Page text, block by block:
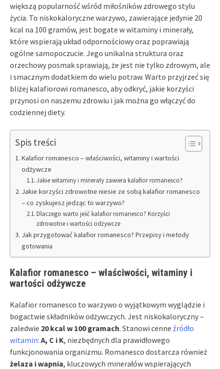
większą popularność wśród miłośników zdrowego stylu
życia. To niskokaloryczne warzywo, zawierające jedynie 20
kcal na 100 gramów, jest bogate w witaminy i minerały,
które wspierają układ odpornościowy oraz poprawiają
ogólne samopoczucie. Jego unikalna struktura oraz
orzechowy posmak sprawiają, że jest nie tylko zdrowym, ale
i smacznym dodatkiem do wielu potraw. Warto przyjrzeć się
bliżej kalafiorowi romanesco, aby odkryć, jakie korzyści
przynosi on naszemu zdrowiu i jak można go włączyć do
codziennej diety.
Spis treści
Kalafior romanesco – właściwości, witaminy i wartości
odżywcze
Jakie witaminy i minerały zawiera kalafior romanesco?
Jakie korzyści zdrowotne niesie ze sobą kalafior romanesco
– co zyskujesz jedząc to warzywo?
Dlaczego warto jeść kalafior romanesco? Korzyści
zdrowotne i wartości odżywcze
Jak przygotować kalafior romanesco? Przepisy i metody
gotowania
Kalafior romanesco – właściwości, witaminy i
wartości odżywcze
Kalafior romanesco to warzywo o wyjątkowym wyglądzie i
bogactwie składników odżywczych. Jest niskokaloryczny –
zaledwie 20 kcal w 100 gramach. Stanowi cenne źródło
witamin: A, C i K, niezbędnych dla prawidłowego
funkcjonowania organizmu. Romanesco dostarcza również
żelaza i wapnia, kluczowych minerałów wspierających